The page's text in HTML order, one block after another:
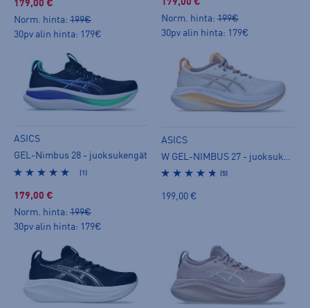
179,00 €
Norm. hinta: 199€
30pv alin hinta: 179€
179,00 €
Norm. hinta: 199€
30pv alin hinta: 179€
ASICS
GEL-Nimbus 28 - juoksukengät
(1)
179,00 €
Norm. hinta: 199€
30pv alin hinta: 179€
ASICS
(5)
199,00 €